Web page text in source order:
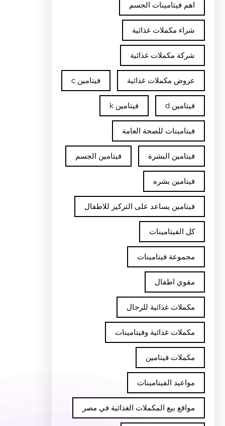
اهم فيتامينات الجسم
شراء مكملات غذائية
شركة مكملات غذائية
عروض مكملات غذائية فيتامين c
فيتامين d فيتامين k
فيتامينات للصحة العامة
فيتامين البشرة فيتامين الجسم
فيتامين بشره
فيتامين يساعد على التركيز للاطفال
كل الفيتامينات
مجموعة فيتامينات
مقوي اطفال
مكملات غذائية للرجال
مكملات غذائية وفيتامينات
مكملات فيتامين
مواعيد الفيتامينات
مواقع بيع المكملات الغذائية في مصر